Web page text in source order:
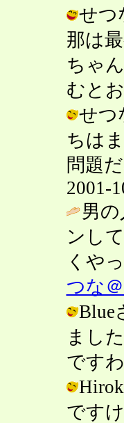
せつ
那は
ちゃ
むと
せつ
ちは
問題
2001-
男
ンし
くや
つな
Blue
まし
です
です